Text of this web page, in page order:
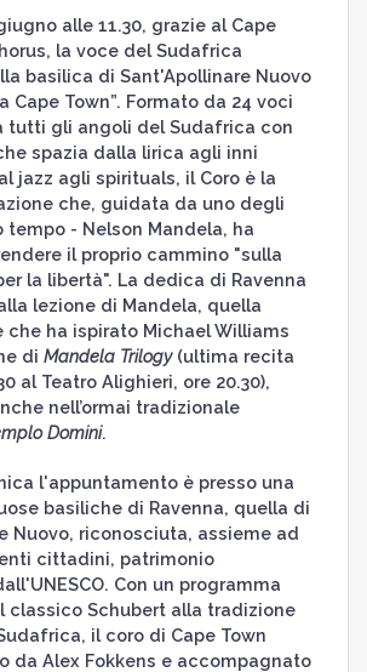
alle 11.30, grazie al Cape
la voce del Sudafrica
basilica di Sant'Apollinare Nuovo
Cape Town”. Formato da 24 voci
tutti gli angoli del Sudafrica con
spazia dalla lirica agli inni
jazz agli spirituals, il Coro è la
che, guidata da uno degli
tempo - Nelson Mandela, ha
il proprio cammino "sulla
la libertà". La dedica di Ravenna
lezione di Mandela, quella
che ha ispirato Michael Williams
di Mandela Trilogy(ultima recita
al Teatro Alighieri, ore 20.30),
nell’ormai tradizionale
Domini.
l'appuntamento è presso una
basiliche di Ravenna, quella di
Nuovo, riconosciuta, assieme ad
cittadini, patrimonio
Con un programma
classico Schubert alla tradizione
il coro di Cape Town
da Alex Fokkens e accompagnato